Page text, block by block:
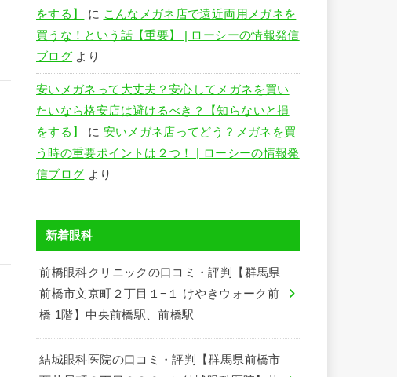
をする】
に こんなメガネ店で遠近両用メガネを
買うな！という話【重要】 | ローシーの情報発信
ブログ より
安いメガネって大丈夫？安心してメガネを買い
たいなら格安店は避けるべき？【知らないと損
をする】
に 安いメガネ店ってどう？メガネを買
う時の重要ポイントは２つ！ | ローシーの情報発
信ブログ より
新着眼科
前橋眼科クリニックの口コミ・評判【群馬県
前橋市文京町２丁目１−１ けやきウォーク前
橋 1階】中央前橋駅、前橋駅
結城眼科医院の口コミ・評判【群馬県前橋市